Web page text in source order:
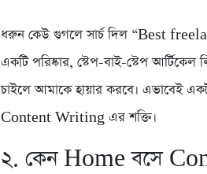
ধরুন কেউ গুগলে সার্চ দিল “Best
একটি পরিষ্কার, স্টেপ-বাই-স্টেপ
চাইলে আমাকে হায়ার করবে। এভাবেই
Content Writing এর শক্তি।
২. কেন Home বসে